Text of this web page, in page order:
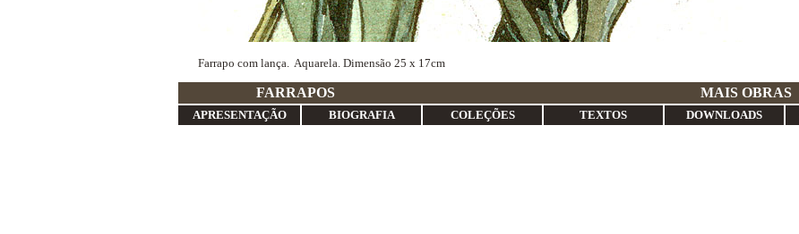
Farrapo com lança. Aquarela. Dimensão 25 x 17cm
FARRAPOS MAIS OBRAS
APRESENTAÇÃO BIOGRAFIA COLEÇÕES TEXTOS DOWNLOADS